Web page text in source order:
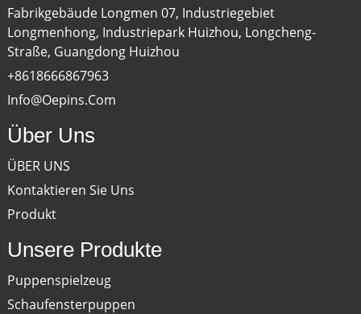
Fabrikgebäude Longmen 07, Industriegebiet
Longmenhong, Industriepark Huizhou, Longcheng-
Straße, Guangdong Huizhou
+8618666867963
Info@oepins.com
Über Uns
ÜBER UNS
Kontaktieren Sie Uns
Produkt
Unsere Produkte
Puppenspielzeug
Schaufensterpuppen